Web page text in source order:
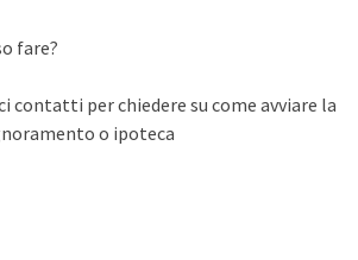
fare?
per chiedere su come avviare la
o ipoteca